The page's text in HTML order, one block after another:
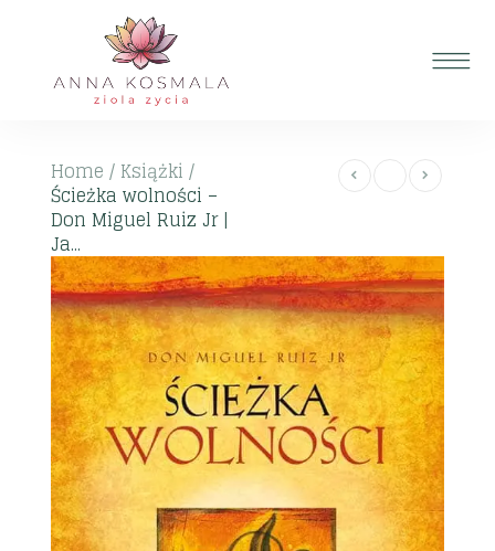
Home / Książki /
Ścieżka wolności –
Don Miguel Ruiz Jr |
Ja...